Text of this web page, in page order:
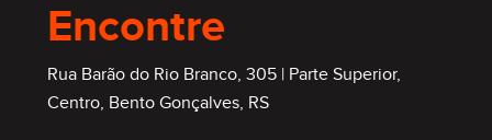
Encontre
Rua Barão do Rio Branco, 305 | Parte Superior,
Centro, Bento Gonçalves, RS